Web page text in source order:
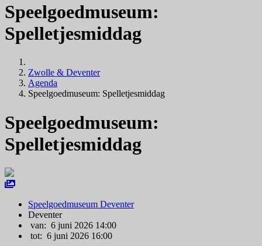
Speelgoedmuseum:
Spelletjesmiddag
Zwolle & Deventer
Agenda
Speelgoedmuseum: Spelletjesmiddag
Speelgoedmuseum:
Spelletjesmiddag
Speelgoedmuseum Deventer
Deventer
van: 6 juni 2026 14:00
tot: 6 juni 2026 16:00